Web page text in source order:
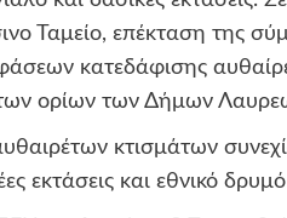
Ταμείο, επέκταση της
κατεδάφισης
ορίων των Δήμων
κτισμάτων
εκτάσεις και εθνικό